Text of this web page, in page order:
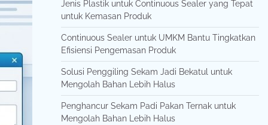
Jenis Plastik untuk Continuous Sealer yang Tepat
untuk Kemasan Produk
Continuous Sealer untuk UMKM Bantu Tingkatkan
Efisiensi Pengemasan Produk
Solusi Penggiling Sekam Jadi Bekatul untuk
Mengolah Bahan Lebih Halus
Penghancur Sekam Padi Pakan Ternak untuk
Mengolah Bahan Lebih Halus